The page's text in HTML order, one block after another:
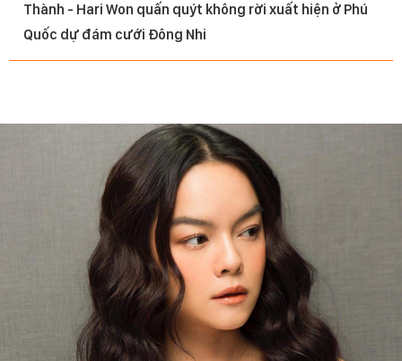
Thành - Hari Won quấn quýt không rời xuất hiện ở Phú
Quốc dự đám cưới Đông Nhi